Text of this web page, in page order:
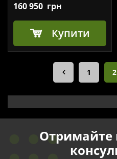
160 950 грн
Купити
1 2
Отримайте